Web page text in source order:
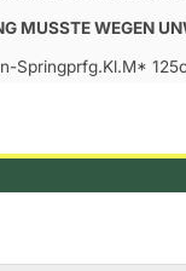
MUSSTE WEGEN
Springprfg.Kl.M*